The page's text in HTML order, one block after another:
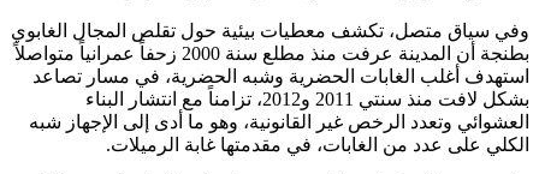
وفي سياق متصل، تكشف معطيات بيئية حول تقلص المجال الغابوي
بطنجة أن المدينة عرفت منذ مطلع سنة 2000 زحفاً عمرانياً متواصلاً
استهدف أغلب الغابات الحضرية وشبه الحضرية، في مسار تصاعد
بشكل لافت منذ سنتي 2011 و2012، تزامناً مع انتشار البناء
العشوائي وتعدد الرخص غير القانونية، وهو ما أدى إلى الإجهاز شبه
الكلي على عدد من الغابات، في مقدمتها غابة الرميلات.